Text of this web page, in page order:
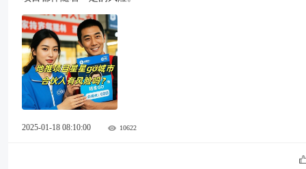
2025-01-18 08:10:00 10622